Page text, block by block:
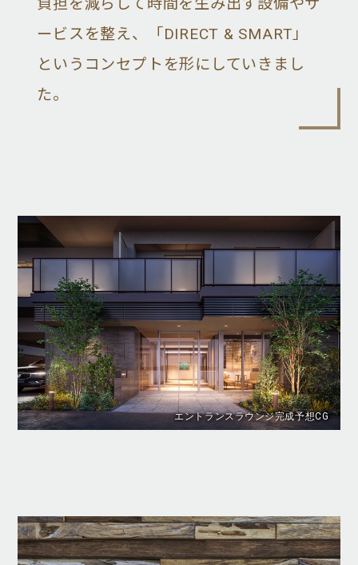
負担を減らして時間を生み出す設備やサ
ービスを整え、「DIRECT & SMART」
というコンセプトを形にしていきまし
た。
エントランスラウンジ完成予想CG